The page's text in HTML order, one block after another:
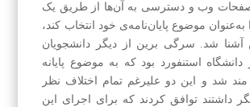
وب و دسترسی به آن‌ها از طریق یک
موضوع پایان‌نامه‌ی خود انتخاب کند،
آشنا شد. سرگی برین از دیگر دانشجویان
استنفورد بود که به موضوع پایانه
مند شد و این دو علیرغم تمام اختلاف نظر
داشتند توافق کردند که برای اجرای این